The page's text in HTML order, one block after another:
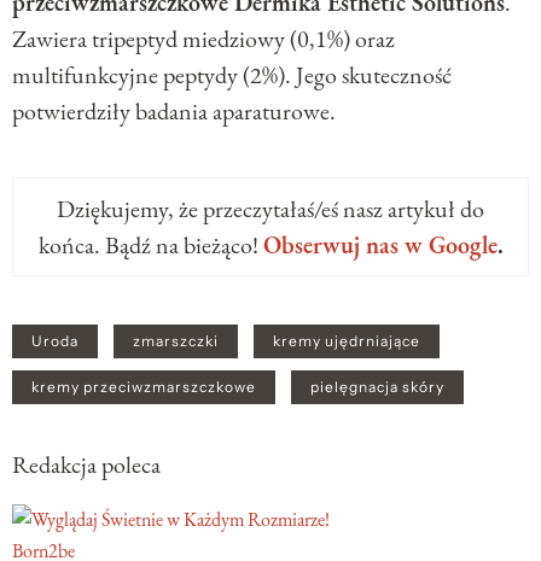
Zawiera tripeptyd miedziowy (0,1%) oraz
multifunkcyjne peptydy (2%). Jego skuteczność
potwierdziły badania aparaturowe.
Dziękujemy, że przeczytałaś/eś nasz artykuł do
końca. Bądź na bieżąco!Obserwuj nas w Google.
Uroda zmarszczki kremy ujędrniające
kremy przeciwzmarszczkowe pielęgnacja skóry
Redakcja poleca
Born2be